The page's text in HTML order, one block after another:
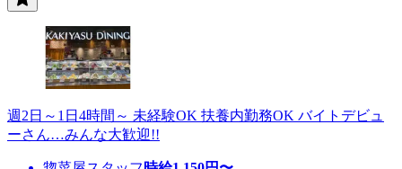
週2日～1日4時間～ 未経験OK 扶養内勤務OK バイトデビュ
ーさん…みんな大歓迎!!